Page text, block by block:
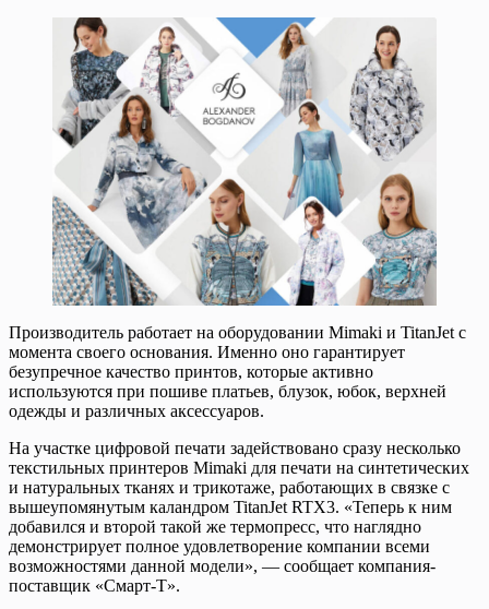
Производитель работает на оборудовании Mimaki и TitanJet с
момента своего основания. Именно оно гарантирует
безупречное качество принтов, которые активно
используются при пошиве платьев, блузок, юбок, верхней
одежды и различных аксессуаров.
На участке цифровой печати задействовано сразу несколько
текстильных принтеров Mimaki для печати на синтетических
и натуральных тканях и трикотаже, работающих в связке с
вышеупомянутым каландром TitanJet RTX3. «Теперь к ним
добавился и второй такой же термопресс, что наглядно
демонстрирует полное удовлетворение компании всеми
возможностями данной модели», — сообщает компания-
поставщик «Смарт-Т».